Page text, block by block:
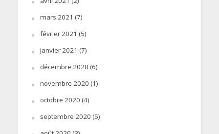
mars 2021 (7)
février 2021 (5)
janvier 2021 (7)
décembre 2020 (6)
novembre 2020 (1)
octobre 2020 (4)
septembre 2020 (5)